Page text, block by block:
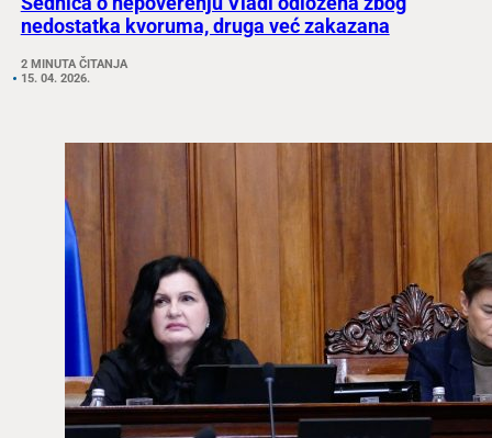
nedostatka kvoruma, druga već zakazana
2 MINUTA ČITANJA
15. 04. 2026.